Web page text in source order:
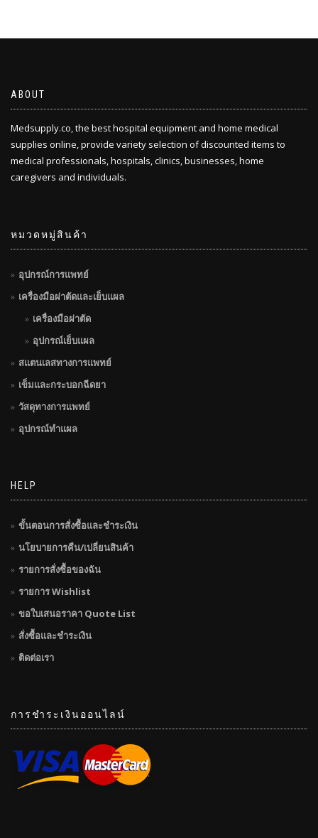
ABOUT
Medsupply.co, the best hospital equipment and home medical
supplies online, provide variety selection of discounted items to
medical professionals, hospitals, clinics, businesses, home
caregivers and individuals.
หมวดหมู่สินค้า
อุปกรณ์การแพทย์
เครื่องมือผ่าตัดและเย็บแผล
เครื่องมือผ่าตัด
อุปกรณ์เย็บแผล
สแตนเลสทางการแพทย์
เข็มและกระบอกฉีดยา
วัสดุทางการแพทย์
อุปกรณ์ทำแผล
HELP
ขั้นตอนการสั่งซื้อและชำระเงิน
นโยบายการคืน/เปลี่ยนสินค้า
รายการสั่งซื้อของฉัน
รายการ Wishlist
ขอใบเสนอราคา Quote List
สั่งซื้อและชำระเงิน
ติดต่อเรา
การชำระเงินออนไลน์